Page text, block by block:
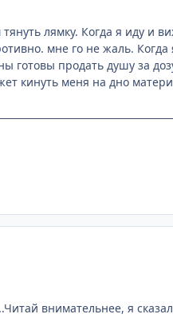
лямку. Когда я иду и
мне го не жаль. Когда
готовы продать душу за
кинуть меня на дно
внимательнее, я